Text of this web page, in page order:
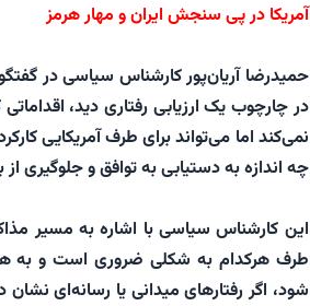
آمریکا در پی سنجش ایران و مهار هرمز
حمیدرضا آریان‌پور کارشناس سیاسی در گفتگو
در چارچوب یک ارزیابی رفتاری دید،
نمی‌کند اما می‌تواند برای طرف آمریکایی
چه اندازه به دستیابی به توافق و جلوگیری
این کارشناس سیاسی با اشاره به مسیر
طرف هرکدام به شکلی ضروری است و به
شود، اگر رفتارهای میدانی یا رسانه‌ای